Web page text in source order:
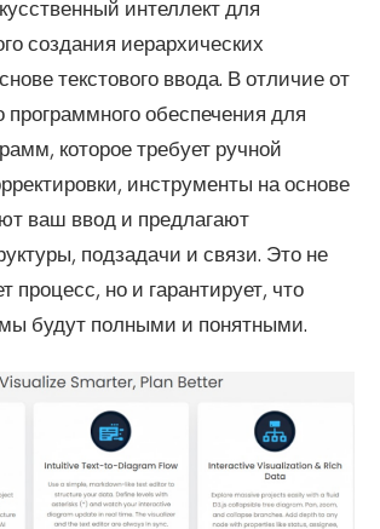
интеллект для
создания иерархических
текстового ввода. В отличие от
программного обеспечения для
которое требует ручной
инструменты на основе
ваш ввод и предлагают
подзадачи и связи. Это не
процесс, но и гарантирует, что
будут полными и понятными.